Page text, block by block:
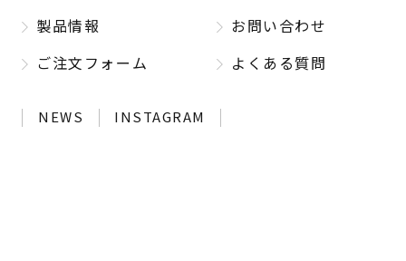
製品情報
お問い合わせ
ご注文フォーム
よくある質問
NEWS INSTAGRAM